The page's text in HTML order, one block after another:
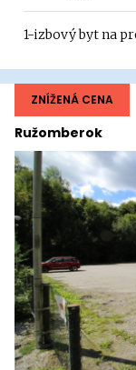
1-izbový byt na
Ružomberok
ZNÍŽENÁ CENA